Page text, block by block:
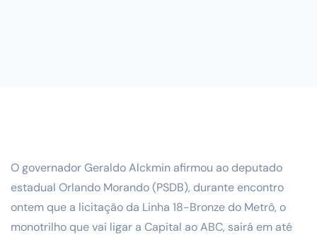
O governador Geraldo Alckmin afirmou ao deputado
estadual Orlando Morando (PSDB), durante encontro
ontem que a licitação da Linha 18-Bronze do Metrô, o
monotrilho que vai ligar a Capital ao ABC, sairá em até